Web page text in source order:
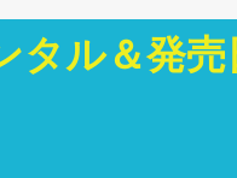
タル＆発売